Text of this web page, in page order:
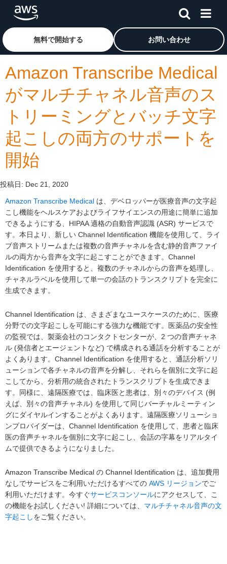
メインコンテンツに移動
アマゾン ウェブ サービスのホームページに戻るには、こ
無料で開始する お問い合わせ
Amazon Transcribe Medical
がマルチチャネル音声のス
トリーミングとバッチ文字
起こしの両方のサポートを
開始
投稿日: Dec 21, 2020
Amazon Transcribe Medical は、デベロッパーが医療音声の文字起
こし機能をヘルスケアおよびライフサイエンスの用途に簡単に追加
できるようにする、HIPAA 適格の自動音声認識 (ASR) サービスで
す。本日より、新しい Channel Identification 機能を使用して、ライ
ブ音声ストリームまたは複数の音声チャネルを含む静的音声ファイ
ルの両方から音声を文字に起こすことができます。Channel
Identification を使用すると、複数のチャネルからの音声を処理し、
チャネルラベルを使用して単一の会話のトランスクリプトを完全に
生成できます。
Channel Identification は、さまざまなユースケースのために、医療
分野での文字起こしを可能にする強力な機能です。医薬品の安全性
の監視では、製薬会社のコンタクトセンターが、2 つの音声チャネ
ル (発信者とエージェントなど) で構成される通話を分析することが
よくあります。Channel Identification を使用すると、通話分析ソリ
ューションで各チャネルの音声を分解し、それらを個別に文字に起
こしてから、分析用の統合されたトランスクリプトを生成できま
す。同様に、遠隔医療では、臨床医と患者は、別々のデバイス (例
えば、別々の音声チャネル) を使用して同じバーチャルミーティン
グにダイヤルインすることがよくあります。遠隔医療ソリューショ
ンプロバイダーは、Channel Identification を使用して、患者と臨床
医の音声チャネルを個別に文字に起こし、会話の字幕をリアルタイ
ムで提供できるようになりました。
Amazon Transcribe Medical の Channel Identification は、追加費用
なしでサービスをご利用いただけるすべての AWS リージョンでご
利用いただけます。今すぐサービスコンソールにアクセスして、こ
の機能をお試しください! 詳細については、 マルチチャネル音声の文
字起こしをご覧ください。